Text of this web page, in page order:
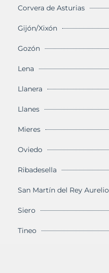
Corvera de Asturias
Gijón/Xixón
Gozón
Lena
Llanera
Llanes
Mieres
Oviedo
Ribadesella
San Martín del Rey Aurelio
Siero
Tineo